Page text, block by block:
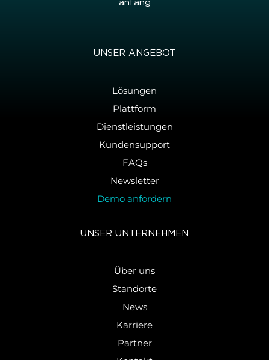
an­fang
UNSER AN­GE­BOT
Lösungen
Plattform
Dienstleistungen
Kundensupport
FAQs
Newsletter
Demo anfordern
UNSER UN­TER­NEH­MEN
Über uns
Standorte
News
Karriere
Partner